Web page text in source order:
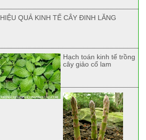
HIỆU QUẢ KINH TẾ CÂY ĐINH LĂNG
Hạch toán kinh tế trồng
cây giảo cổ lam